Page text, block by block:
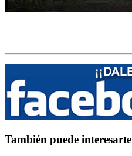
También puede interesarte